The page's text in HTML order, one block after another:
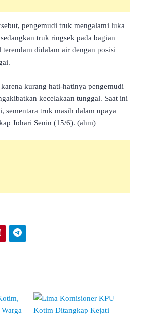
pengemudi truk mengalami luka
truk ringsek pada bagian
didalam air dengan posisi
kurang hati-hatinya pengemudi
kecelakaan tunggal. Saat ini
sementara truk masih dalam upaya
Johari Senin (15/6). (ahm)